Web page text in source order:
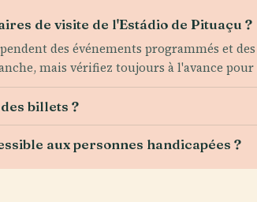
de visite de l'Estádio de Pituaçu ?
des événements programmés et
mais vérifiez toujours à l'avance pour
billets ?
aux personnes handicapées ?